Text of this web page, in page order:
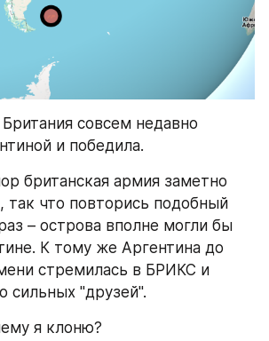
совсем недавно
и победила.
британская армия заметно
так что повторись подобный
– острова вполне могли бы
К тому же Аргентина до
стремилась в БРИКС и
сильных "друзей".
я клоню?